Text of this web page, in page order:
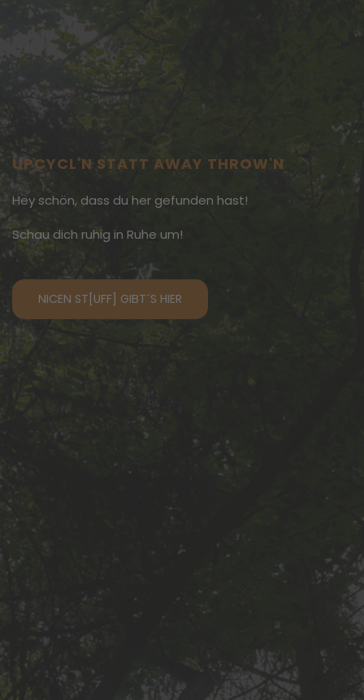
UPCYCL'N STATT AWAY THROW'N
Hey schön, dass du her gefunden hast!
Schau dich ruhig in Ruhe um!
NICEN ST[UFF] GIBT´S HIER